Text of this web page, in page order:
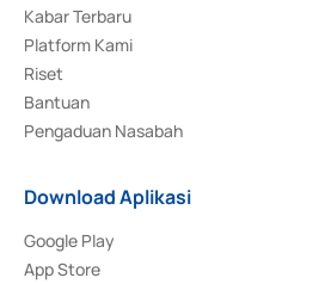
Kabar Terbaru
Platform Kami
Riset
Bantuan
Pengaduan Nasabah
Download Aplikasi
Google Play
App Store